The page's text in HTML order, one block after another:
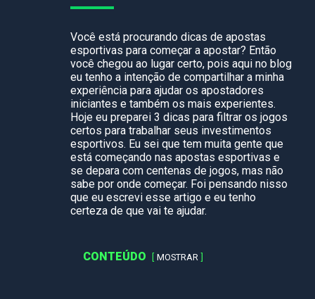
Você está procurando dicas de apostas
esportivas para começar a apostar? Então
você chegou ao lugar certo, pois aqui no blog
eu tenho a intenção de compartilhar a minha
experiência para ajudar os apostadores
iniciantes e também os mais experientes.
Hoje eu preparei 3 dicas para filtrar os jogos
certos para trabalhar seus investimentos
esportivos. Eu sei que tem muita gente que
está começando nas apostas esportivas e
se depara com centenas de jogos, mas não
sabe por onde começar. Foi pensando nisso
que eu escrevi esse artigo e eu tenho
certeza de que vai te ajudar.
CONTEÚDO MOSTRAR